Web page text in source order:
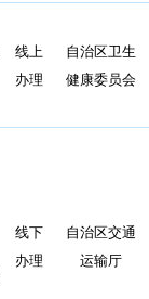
线上
办理
自治区卫生
健康委员会
线下
办理
自治区交通
运输厅